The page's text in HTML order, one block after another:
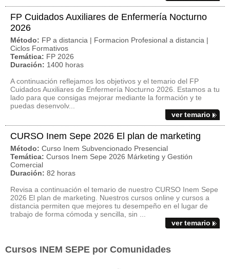
FP Cuidados Auxiliares de Enfermería Nocturno
2026
Método: FP a distancia | Formacion Profesional a distancia |
Ciclos Formativos
Temática: FP 2026
Duración: 1400 horas
A continuación reflejamos los objetivos y el temario del FP
Cuidados Auxiliares de Enfermería Nocturno 2026. Estamos a tu
lado para que consigas mejorar mediante la formación y te
puedas desenvolv...
ver temario
CURSO Inem Sepe 2026 El plan de marketing
Método: Curso Inem Subvencionado Presencial
Temática: Cursos Inem Sepe 2026 Márketing y Gestión
Comercial
Duración: 82 horas
Revisa a continuación el temario de nuestro CURSO Inem Sepe
2026 El plan de marketing. Nuestros cursos online y cursos a
distancia permiten que mejores tu desempeño en el lugar de
trabajo de forma cómoda y sencilla, sin ...
ver temario
Cursos INEM SEPE por Comunidades